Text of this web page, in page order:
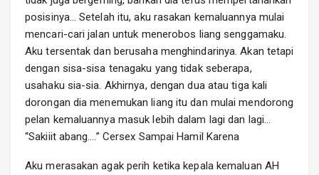
posisinya… Setelah itu, aku rasakan kemaluannya mulai
mencari-cari jalan untuk menerobos liang senggamaku.
Aku tersentak dan berusaha menghindarinya. Akan tetapi
dengan sisa-sisa tenagaku yang tidak seberapa,
usahaku sia-sia. Akhirnya, dengan dua atau tiga kali
dorongan dia menemukan liang itu dan mulai mendorong
pelan kemaluannya masuk lebih dalam lagi dan lagi…
“Sakiiit abang….” Cersex Sampai Hamil Karena
Aku merasakan agak perih ketika kepala kemaluan AH